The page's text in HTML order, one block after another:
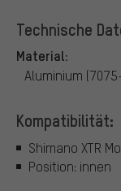
Technische
Material:
Aluminium
Kompatibilität:
Shimano XTR
Position: innen